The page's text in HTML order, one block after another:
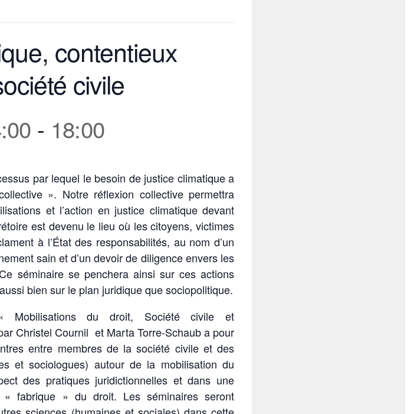
contentieux
civile
- 18:00
par lequel le besoin de justice climatique a
». Notre réflexion collective permettra
et l’action en justice climatique devant
est devenu le lieu où les citoyens, victimes
à l’État des responsabilités, au nom d’un
sain et d’un devoir de diligence envers les
séminaire se penchera ainsi sur ces actions
bien sur le plan juridique que sociopolitique.
Mobilisations du droit, Société civile et
Christel Cournil et Marta Torre-Schaub a pour
entre membres de la société civile et des
et sociologues) autour de la mobilisation du
des pratiques juridictionnelles et dans une
« fabrique » du droit. Les séminaires seront